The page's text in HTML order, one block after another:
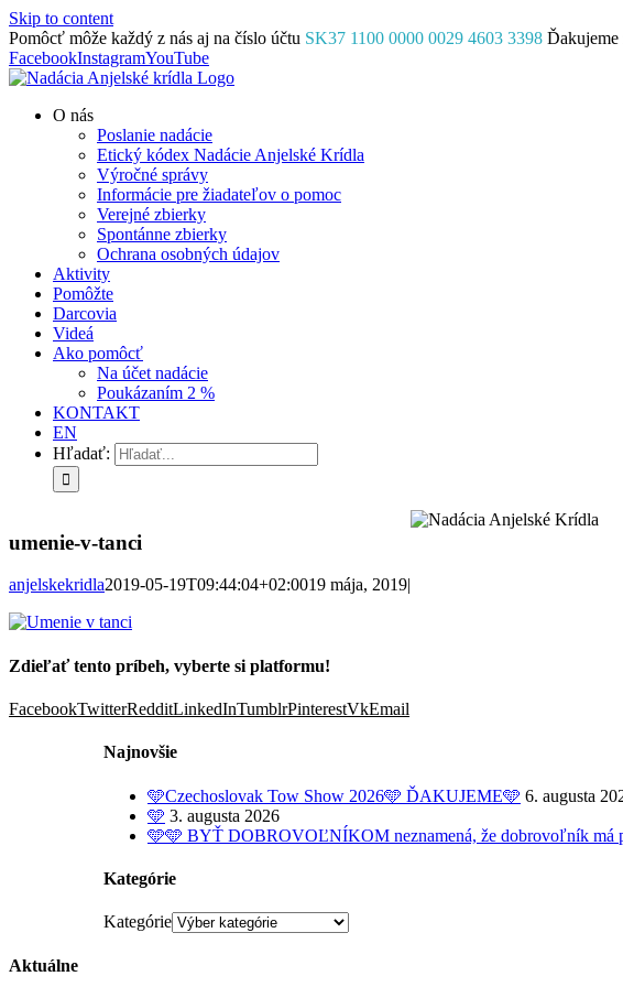
Skip to content
Pomôcť môže každý z nás aj na číslo účtu SK37 1100 0000 0029 4603 3398 Ďakujeme
FacebookInstagramYouTube
O nás
Poslanie nadácie
Etický kódex Nadácie Anjelské Krídla
Výročné správy
Informácie pre žiadateľov o pomoc
Verejné zbierky
Spontánne zbierky
Ochrana osobných údajov
Aktivity
Pomôžte
Darcovia
Videá
Ako pomôcť
Na účet nadácie
Poukázaním 2 %
KONTAKT
EN
Hľadať:
umenie-v-tanci
anjelskekridla2019-05-19T09:44:04+02:0019 mája, 2019|
Zdieľať tento príbeh, vyberte si platformu!
FacebookTwitterRedditLinkedInTumblrPinterestVkEmail
Najnovšie
🩵Czechoslovak Tow Show 2026🩵 ĎAKUJEME🩵 6. augusta
🩵 3. augusta 2026
🩵🩵 BYŤ DOBROVOĽNÍKOM neznamená, že dobrovoľník má
Kategórie
Kategórie
Aktuálne